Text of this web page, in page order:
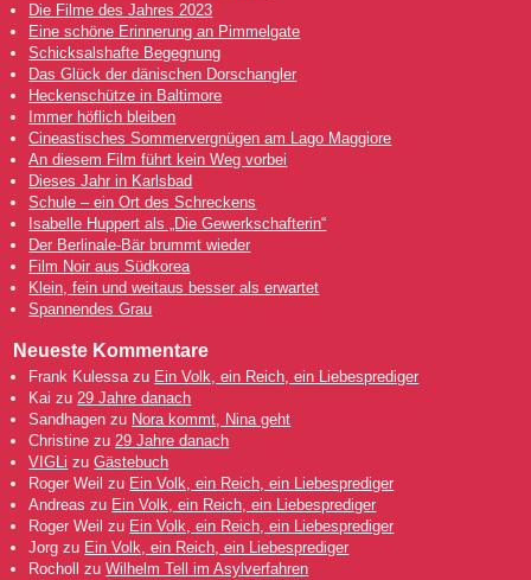
Die Filme des Jahres 2023
Eine schöne Erinnerung an Pimmelgate
Schicksalshafte Begegnung
Das Glück der dänischen Dorschangler
Heckenschütze in Baltimore
Immer höflich bleiben
Cineastisches Sommervergnügen am Lago Maggiore
An diesem Film führt kein Weg vorbei
Dieses Jahr in Karlsbad
Schule – ein Ort des Schreckens
Isabelle Huppert als „Die Gewerkschafterin“
Der Berlinale-Bär brummt wieder
Film Noir aus Südkorea
Klein, fein und weitaus besser als erwartet
Spannendes Grau
Neueste Kommentare
Frank Kulessazu Ein Volk, ein Reich, ein Liebesprediger
Kai zu29 Jahre danach
Sandhagen zu Nora kommt, Nina geht
Christine zu29 Jahre danach
VIGLi zuGästebuch
Roger Weil zu Ein Volk, ein Reich, ein Liebesprediger
Andreas zu Ein Volk, ein Reich, ein Liebesprediger
Roger Weil zu Ein Volk, ein Reich, ein Liebesprediger
Jorg zu Ein Volk, ein Reich, ein Liebesprediger
Rocholl
zuWilhelm Tell im Asylverfahren